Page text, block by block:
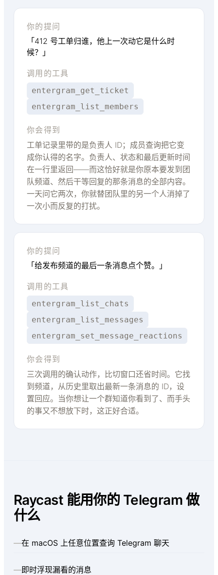
你的提问
「412 号工单归谁，他上一次动它是什么时
候？」
调用的工具
entergram_get_ticket
entergram_list_members
你会得到
工单记录里带的是负责人 ID；成员查询把它变
成你认得的名字。负责人、状态和最后更新时间
在一行里返回——而这恰好就是你原本要发到团
队频道、然后干等回复的那条消息的全部内容。
一天问它两次，你就替团队里的另一个人消掉了
一次小而反复的打扰。
你的提问
「给发布频道的最后一条消息点个赞。」
调用的工具
entergram_list_chats
entergram_list_messages
entergram_set_message_reactions
你会得到
三次调用的确认动作，比切窗口还省时间。它找
到频道，从历史里取出最新一条消息的 ID，设
置回应。当你想让一个群知道你看到了、而手头
的事又不想放下时，这正好合适。
Raycast 能用你的 Telegram 做
什么
—在 macOS 上任意位置查询 Telegram 聊天
—即时浮现漏看的消息